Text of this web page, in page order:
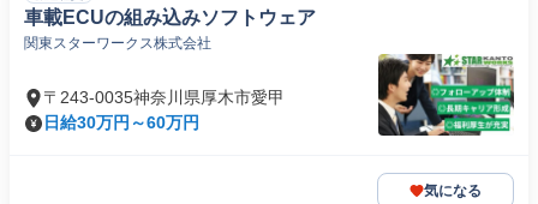
車載ECUの組み込みソフトウェア
関東スターワークス株式会社
〒243-0035神奈川県厚木市愛甲
日給30万円～60万円
気になる